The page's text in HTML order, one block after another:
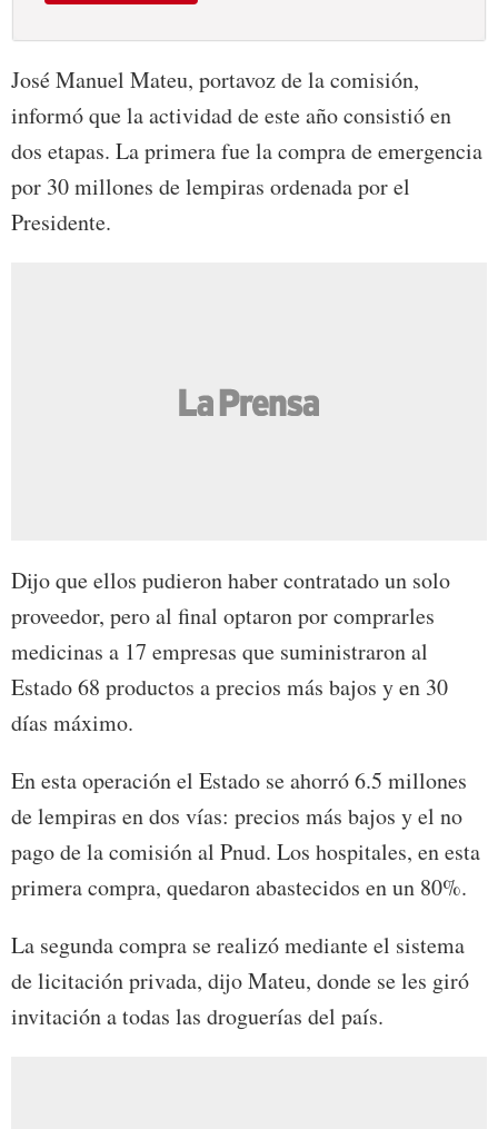
José Manuel Mateu, portavoz de la comisión,
informó que la actividad de este año consistió en
dos etapas. La primera fue la compra de emergencia
por 30 millones de lempiras ordenada por el
Presidente.
Dijo que ellos pudieron haber contratado un solo
proveedor, pero al final optaron por comprarles
medicinas a 17 empresas que suministraron al
Estado 68 productos a precios más bajos y en 30
días máximo.
En esta operación el Estado se ahorró 6.5 millones
de lempiras en dos vías: precios más bajos y el no
pago de la comisión al Pnud. Los hospitales, en esta
primera compra, quedaron abastecidos en un 80%.
La segunda compra se realizó mediante el sistema
de licitación privada, dijo Mateu, donde se les giró
invitación a todas las droguerías del país.